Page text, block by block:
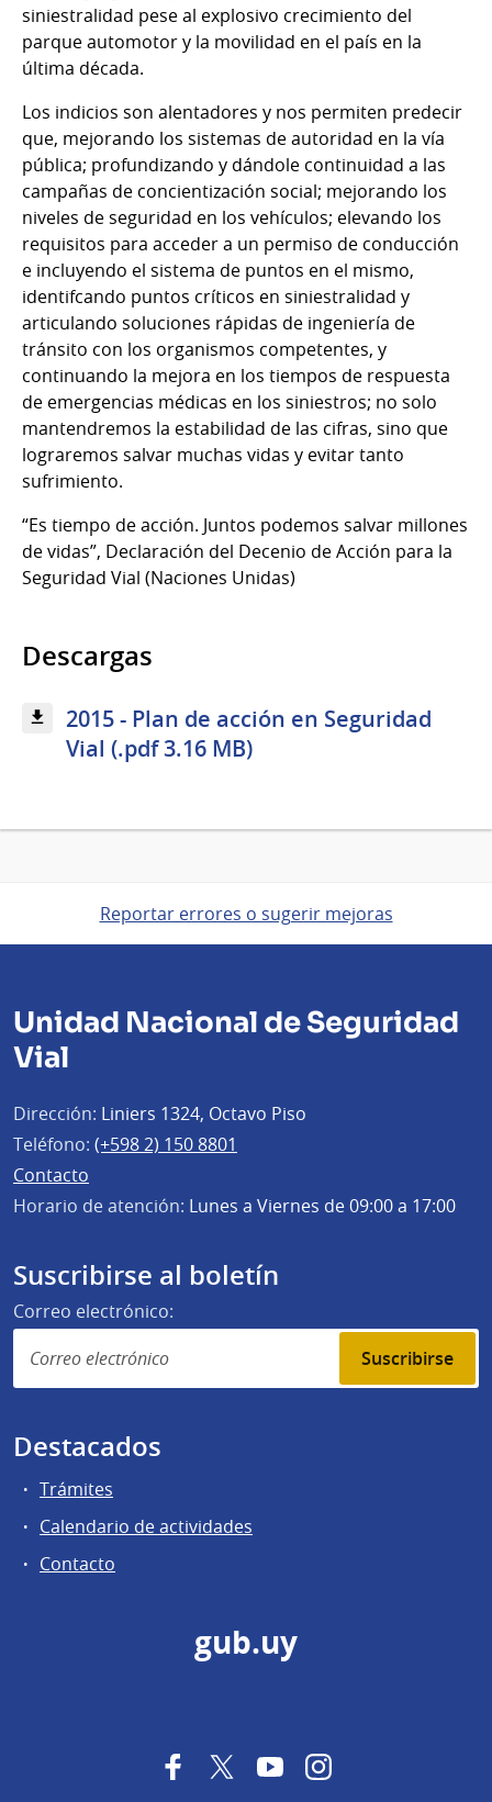
siniestralidad pese al explosivo crecimiento del
parque automotor y la movilidad en el país en la
última década.
Los indicios son alentadores y nos permiten predecir
que, mejorando los sistemas de autoridad en la vía
pública; profundizando y dándole continuidad a las
campañas de concientización social; mejorando los
niveles de seguridad en los vehículos; elevando los
requisitos para acceder a un permiso de conducción
e incluyendo el sistema de puntos en el mismo,
identifcando puntos críticos en siniestralidad y
articulando soluciones rápidas de ingeniería de
tránsito con los organismos competentes, y
continuando la mejora en los tiempos de respuesta
de emergencias médicas en los siniestros; no solo
mantendremos la estabilidad de las cifras, sino que
lograremos salvar muchas vidas y evitar tanto
sufrimiento.
“Es tiempo de acción. Juntos podemos salvar millones
de vidas”, Declaración del Decenio de Acción para la
Seguridad Vial (Naciones Unidas)
Descargas
2015 - Plan de acción en Seguridad
Vial (.pdf 3.16 MB)
Reportar errores o sugerir mejoras
Unidad Nacional de Seguridad
Vial
Dirección: Liniers 1324, Octavo Piso
Teléfono: (+598 2) 150 8801
Contacto
Horario de atención: Lunes a Viernes de 09:00 a 17:00
Suscribirse al boletín
Correo electrónico:
Suscribirse
Destacados
Trámites
Calendario de actividades
Contacto
gub.uy
FacebookTwitterYouTubeInstagram